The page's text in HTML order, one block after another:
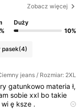
Zobacz więcej
Duży
10%
pasek(4)
jeans / Rozmiar: 2XL
gatunkowo materia ł,
sobiexxl botakie
wię ksze .